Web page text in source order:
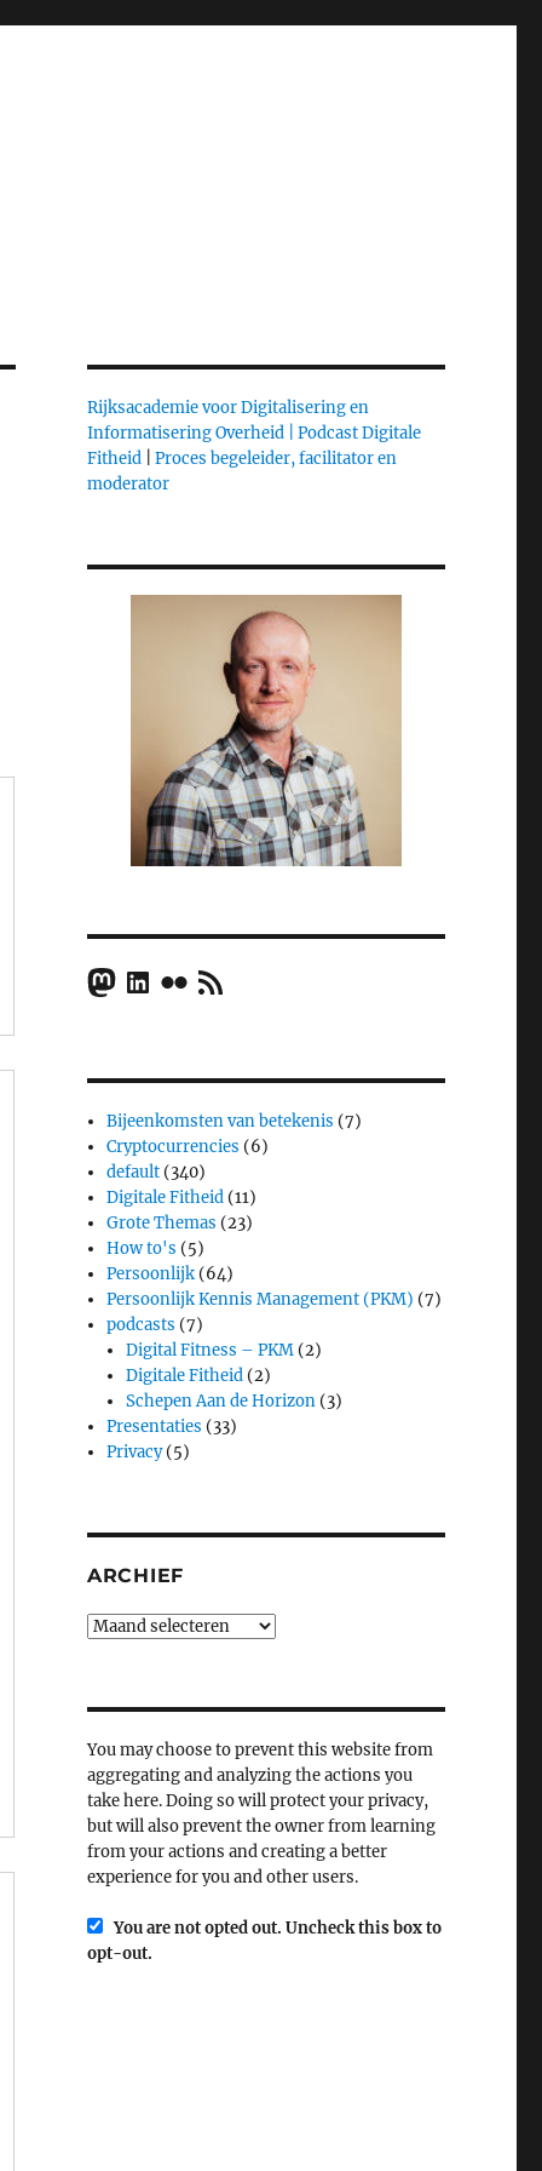
Rijksacademie voor Digitalisering en
Informatisering Overheid |
Podcast Digitale
Fitheid| Proces begeleider, facilitator en
moderator
Mastodon
LinkedIn
FlickrRSS Feed
Bijeenkomsten van betekenis (7)
Cryptocurrencies (6)
default (340)
Digitale Fitheid (11)
Grote Themas (23)
How to's (5)
Persoonlijk (64)
Persoonlijk Kennis Management (PKM) (7)
podcasts (7)
Digital Fitness – PKM (2)
Digitale Fitheid (2)
Schepen Aan de Horizon (3)
Presentaties (33)
Privacy(5)
ARCHIEF
Archief
You may choose to prevent this website from
aggregating and analyzing the actions you
take here. Doing so will protect your privacy,
but will also prevent the owner from learning
from your actions and creating a better
experience for you and other users.
You are not opted out. Uncheck this box to
opt-out.